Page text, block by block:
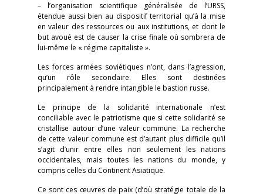
– l’organisation scientifique généralisée de l’URSS,
étendue aussi bien au dispositif territorial qu’à la mise
en valeur des ressources ou aux institutions, et dont le
but avoué est de causer la crise finale où sombrera de
lui-même le « régime capitaliste ».
Les forces armées soviétiques n’ont, dans l’agression,
qu’un rôle secondaire. Elles sont destinées
principalement à rendre intangible le bastion russe.
Le principe de la solidarité internationale n’est
conciliable avec le patriotisme que si cette solidarité se
cristallise autour d’une valeur commune. La recherche
de cette valeur commune est d’autant plus difficile qu’il
s’agit d’unir entre elles non seulement les nations
occidentales, mais toutes les nations du monde, y
compris celles du Continent Asiatique.
Ce sont ces œuvres de paix (d’où stratégie totale de la